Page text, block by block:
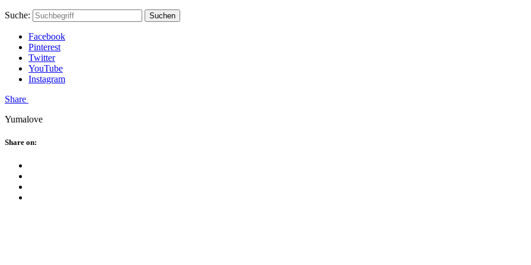
Skip
content
Hauptstadtmutti
Schließen
Search
Schließen
Suche: Suchen
Facebook
Pinterest
Twitter
YouTube
Instagram
Menü
Share
Yumalove
Schließen
Share on: